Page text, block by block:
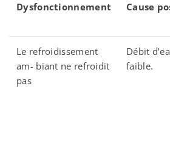
Dysfonctionnement Cause
Le refroidissement
am- biant ne refroidit
pas
Débit
faible.